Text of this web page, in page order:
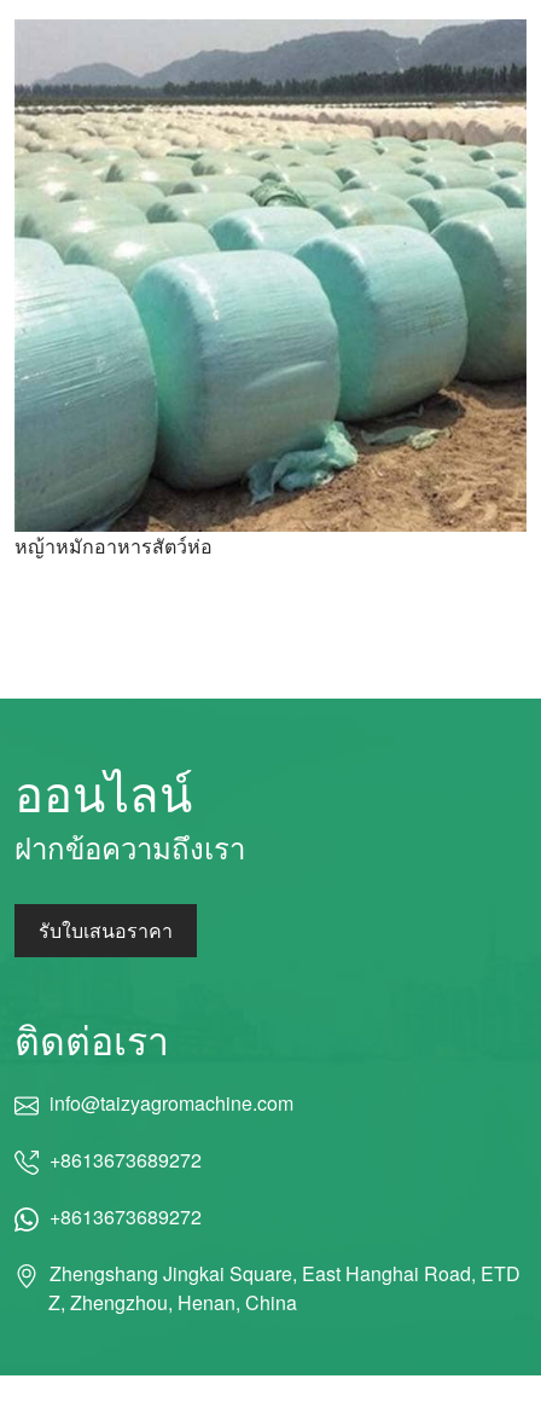
หญ้าหมักอาหารสัตว์ห่อ
ออนไลน์
ฝากข้อความถึงเรา
รับใบเสนอราคา
ติดต่อเรา
info@taizyagromachine.com
+8613673689272
+8613673689272
Zhengshang Jingkai Square, East Hanghai Road, ETD
Z, Zhengzhou, Henan, China